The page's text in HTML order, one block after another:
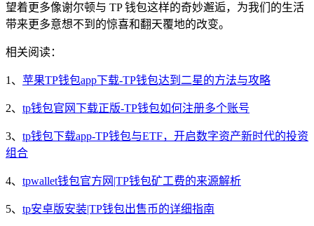
望着更多像谢尔顿与 TP 钱包这样的奇妙邂逅，为我们的生活
带来更多意想不到的惊喜和翻天覆地的改变。
相关阅读：
1、 苹果TP钱包app下载-TP钱包达到二星的方法与攻略
2、 tp钱包官网下载正版-TP钱包如何注册多个账号
3、 tp钱包下载app-TP钱包与ETF，开启数字资产新时代的投资
组合
4、 tpwallet钱包官方网|TP钱包矿工费的来源解析
5、 tp安卓版安装|TP钱包出售币的详细指南